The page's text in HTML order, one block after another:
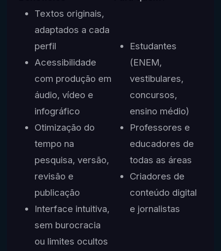
Textos originais,
adaptados a cada
perfil
Acessibilidade
com produção em
áudio, vídeo e
infográfico
Otimização do
tempo na
pesquisa, versão,
revisão e
publicação
Interface intuitiva,
sem burocracia
ou limites ocultos
Estudantes
(ENEM,
vestibulares,
concursos,
ensino médio)
Professores e
educadores de
todas as áreas
Criadores de
conteúdo digital
e jornalistas